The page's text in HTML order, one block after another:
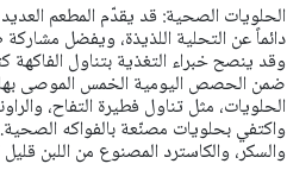
الحلويات الصحية: قد يقدّم المطعم
دائماً عن التحلية اللذيذة، ويفضل
وقد ينصح خبراء التغذية بتناول
ضمن الحصص اليومية الخمس الموصى
الحلويات، مثل تناول فطيرة التفاح،
واكتفي بحلويات مصنّعة بالفواكه
والسكر، والكاسترد المصنوع من اللبن